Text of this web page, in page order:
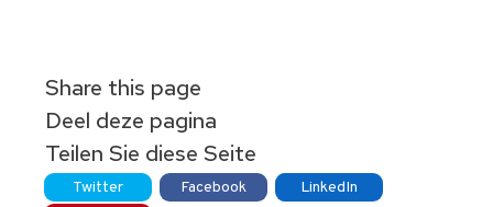
Share this page
Deel deze pagina
Teilen Sie diese Seite
Twitter Facebook
LinkedIn